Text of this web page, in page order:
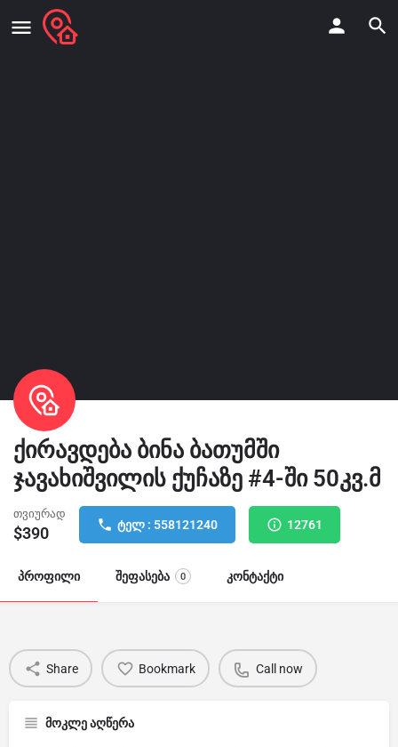
ქირავდება ბინა ბათუმში
ჯავახიშვილის ქუჩაზე #4-ში 50კვ.მ
თვიურად
$390 ტელ : 558121240 12761
პროფილი შეფასება 0 კონტაქტი
Share Bookmark Call now
მოკლე აღწერა